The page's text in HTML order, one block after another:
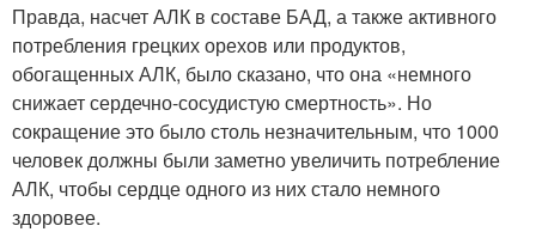
Правда, насчет АЛК в составе БАД, а также активного
потребления грецких орехов или продуктов,
обогащенных АЛК, было сказано, что она «немного
снижает сердечно-сосудистую смертность». Но
сокращение это было столь незначительным, что 1000
человек должны были заметно увеличить потребление
АЛК, чтобы сердце одного из них стало немного
здоровее.